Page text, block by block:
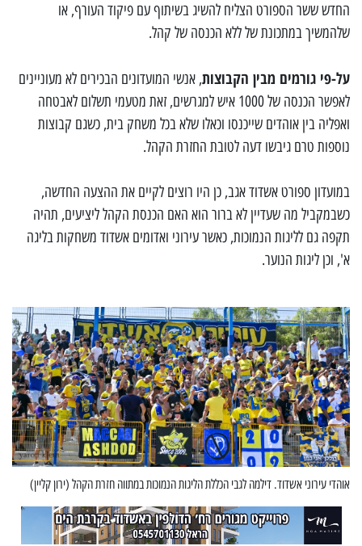
החדש ששר הספורט הצליח להשיג בשיתוף עם פיקוד העורף, או
שלהמשיך במתכונת של ללא הכנסה של קהל.
על-פי גורמים מבין הקבוצות, אנשי המועדונים הבכירים לא מעוניינים
לאפשר הכנסה של 1000 איש למגרשים, זאת מטעמי תשלום לאבטחה
ואפליה בין אוהדים שייכנסו וכאלו שלא בכל משחק בית, כשגם קבוצות
נוספות טרם גיבשו דעה לטובת החזרת הקהל.
במועדון ספורט אשדוד אגב, כן היו רוצים לקיים את ההצעה החדשה,
כשבמקביל מה שעדיין לא ברור הוא האם הכנסת הקהל ליציעים, תהיה
תקפה גם לליגות הנמוכות, כאשר עירוני ואדומים אשדוד משחקות בליגה
א', וכן ליגות הנוער.
אוהדי עירוני אשדוד. דילמה לגבי הכללת הליגות הנמוכות במתווה חזרת הקהל (ירון קליין)